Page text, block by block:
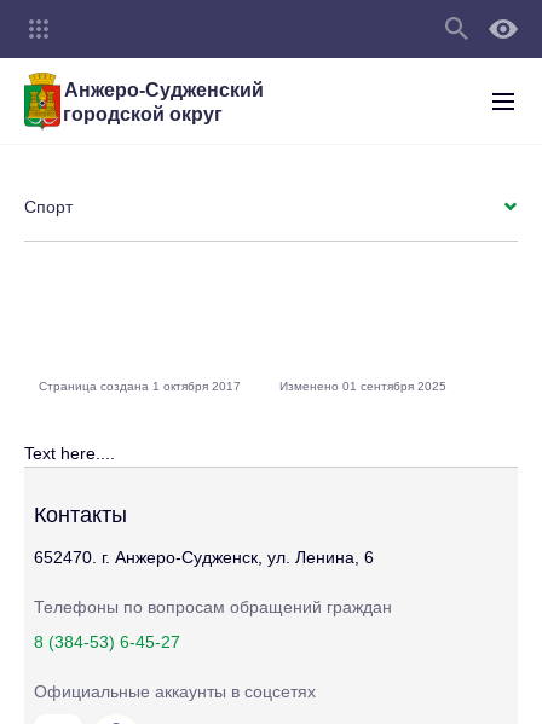
Анжеро-Судженский
городской округ
Text here....
Спорт
Страница создана 1 октября 2017 Изменено 01 сентября 2025
Контакты
652470. г. Анжеро-Судженск, ул. Ленина, 6
Телефоны по вопросам обращений граждан
8 (384-53) 6-45-27
Официальные аккаунты в соцсетях